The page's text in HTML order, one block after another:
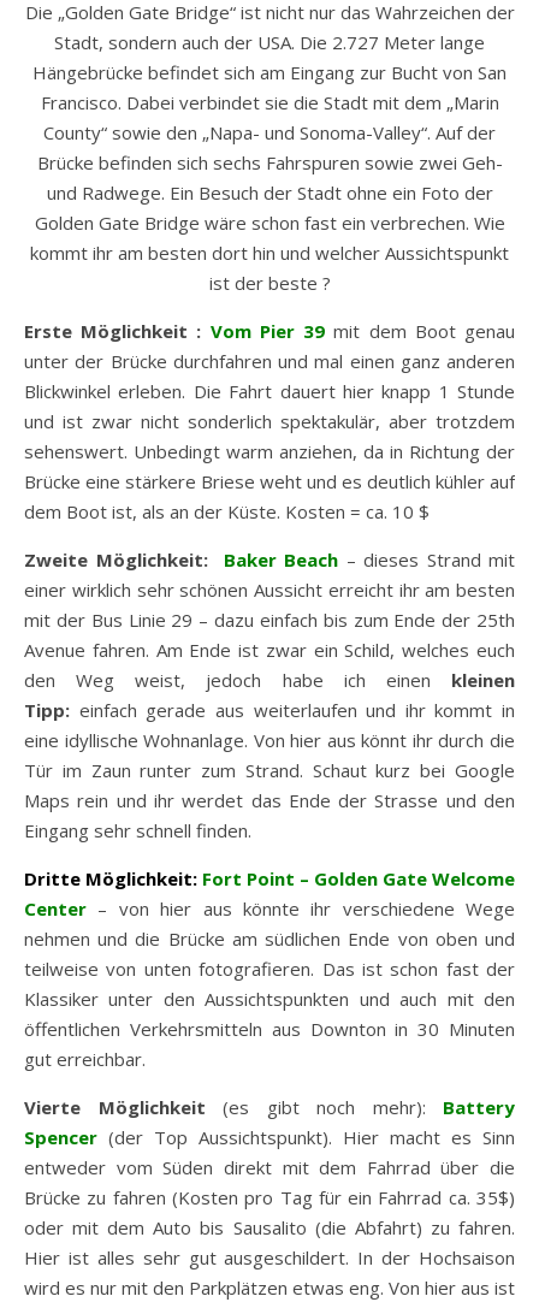
Die „Golden Gate Bridge“ ist nicht nur das Wahrzeichen der
Stadt, sondern auch der USA. Die 2.727 Meter lange
Hängebrücke befindet sich am Eingang zur Bucht von San
Francisco. Dabei verbindet sie die Stadt mit dem „Marin
County“ sowie den „Napa- und Sonoma-Valley“. Auf der
Brücke befinden sich sechs Fahrspuren sowie zwei Geh-
und Radwege. Ein Besuch der Stadt ohne ein Foto der
Golden Gate Bridge wäre schon fast ein verbrechen. Wie
kommt ihr am besten dort hin und welcher Aussichtspunkt
ist der beste ?
Erste Möglichkeit : Vom Pier 39 mit dem Boot genau
unter der Brücke durchfahren und mal einen ganz anderen
Blickwinkel erleben. Die Fahrt dauert hier knapp 1 Stunde
und ist zwar nicht sonderlich spektakulär, aber trotzdem
sehenswert. Unbedingt warm anziehen, da in Richtung der
Brücke eine stärkere Briese weht und es deutlich kühler auf
dem Boot ist, als an der Küste. Kosten = ca. 10 $
Zweite Möglichkeit:
Baker Beach – dieses Strand mit
einer wirklich sehr schönen Aussicht erreicht ihr am besten
mit der Bus Linie 29 – dazu einfach bis zum Ende der 25th
Avenue fahren. Am Ende ist zwar ein Schild, welches euch
den Weg weist, jedoch habe ich einen kleinen
Tipp: einfach gerade aus weiterlaufen und ihr kommt in
eine idyllische Wohnanlage. Von hier aus könnt ihr durch die
Tür im Zaun runter zum Strand. Schaut kurz bei Google
Maps rein und ihr werdet das Ende der Strasse und den
Eingang sehr schnell finden.
Dritte Möglichkeit: Fort Point – Golden Gate Welcome
Center – von hier aus könnte ihr verschiedene Wege
nehmen und die Brücke am südlichen Ende von oben und
teilweise von unten fotografieren. Das ist schon fast der
Klassiker unter den Aussichtspunkten und auch mit den
öffentlichen Verkehrsmitteln aus Downton in 30 Minuten
gut erreichbar.
Vierte Möglichkeit (es gibt noch mehr): Battery
Spencer (der Top Aussichtspunkt). Hier macht es Sinn
entweder vom Süden direkt mit dem Fahrrad über die
Brücke zu fahren (Kosten pro Tag für ein Fahrrad ca. 35$)
oder mit dem Auto bis Sausalito (die Abfahrt) zu fahren.
Hier ist alles sehr gut ausgeschildert. In der Hochsaison
wird es nur mit den Parkplätzen etwas eng. Von hier aus ist